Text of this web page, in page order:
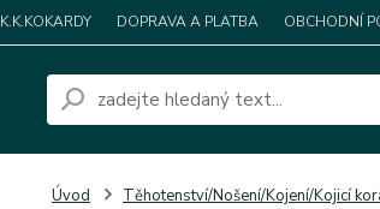
K.K.KOKARDY DOPRAVA A PLATBA OBCHODNÍ
Úvod Těhotenství/Nošení/Kojení/Kojicí